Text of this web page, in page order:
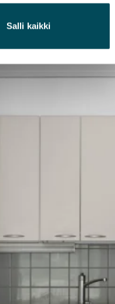
Salli kaikki